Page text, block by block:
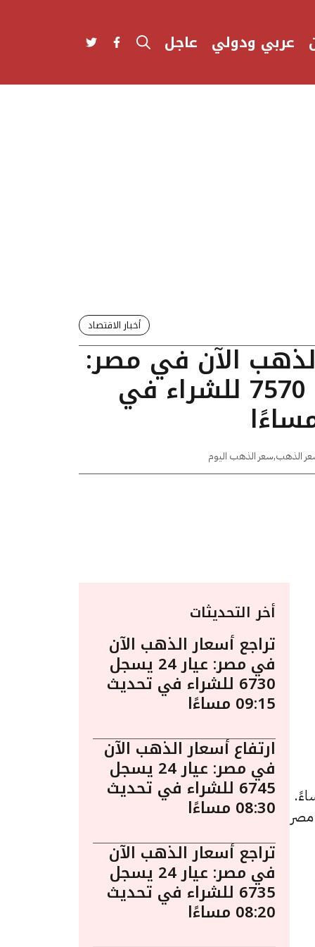
عربي ودولي عاجل
أخبار الاقتصاد
الآن في مصر:
عيار 24 يسجل 7570 للشراء في
الذهب,سعر الذهب اليوم
في مصر ليوم الجمعة 13 فبراير الساعة 8:15 مساءً.
أخر التحديثات
تراجع أسعار الذهب الآن
في مصر: عيار 24 يسجل
6730 للشراء في تحديث
09:15 مساءًا
ارتفاع أسعار الذهب الآن
في مصر: عيار 24 يسجل
6745 للشراء في تحديث
08:30 مساءًا
تراجع أسعار الذهب الآن
في مصر: عيار 24 يسجل
6735 للشراء في تحديث
08:20 مساءًا